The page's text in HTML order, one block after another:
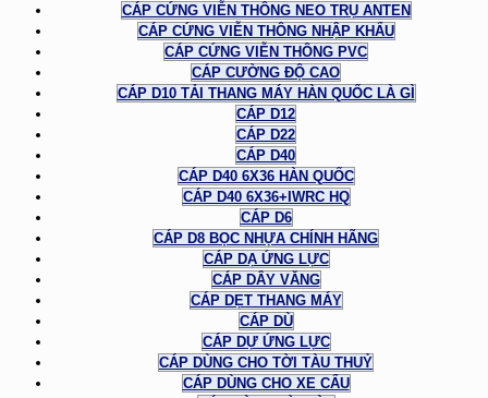
CÁP CỨNG VIỄN THÔNG NEO TRỤ ANTEN
CÁP CỨNG VIỄN THÔNG NHẬP KHẨU
CÁP CỨNG VIỄN THÔNG PVC
CÁP CƯỜNG ĐỘ CAO
CÁP D10 TẢI THANG MÁY HÀN QUỐC LÀ GÌ
CÁP D12
CÁP D22
CÁP D40
CÁP D40 6X36 HÀN QUỐC
CÁP D40 6X36+IWRC HQ
CÁP D6
CÁP D8 BỌC NHỰA CHÍNH HÃNG
CÁP DẠ ỨNG LỰC
CÁP DÂY VĂNG
CÁP DẸT THANG MÁY
CÁP DÙ
CÁP DỰ ỨNG LỰC
CÁP DÙNG CHO TỜI TÀU THUỶ
CÁP DÙNG CHO XE CẨU